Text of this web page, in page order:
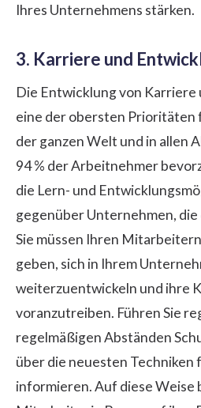
Ihres Unternehmens stärken.
3. Karriere und
Die Entwicklung von Karriere
eine der obersten
der ganzen Welt und in allen
94 % der Arbeitnehmer
die Lern- und
gegenüber Unternehmen,
Sie müssen Ihren
geben, sich in Ihrem
weiterzuentwickeln und ihre
voranzutreiben. Führen Sie
regelmäßigen Abständen
über die neuesten Techniken
informieren. Auf diese Weise